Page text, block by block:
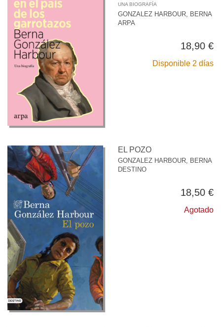
UNA BIOGRAFÍA
GONZALEZ HARBOUR, BERNA
ARPA
18,90 €
Disponible 2 días
EL POZO
GONZALEZ HARBOUR, BERNA
DESTINO
18,50 €
Agotado